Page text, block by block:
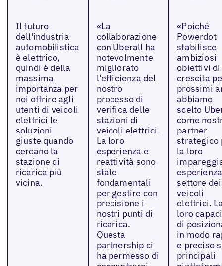
Il futuro
dell'industria
automobilistica
è elettrico,
quindi è della
massima
importanza per
noi offrire agli
utenti di veicoli
elettrici le
soluzioni
giuste quando
cercano la
stazione di
ricarica più
vicina.
«La
collaborazione
con Uberall ha
notevolmente
migliorato
l'efficienza del
nostro
processo di
verifica delle
stazioni di
veicoli elettrici.
La loro
esperienza e
reattività sono
state
fondamentali
per gestire con
precisione i
nostri punti di
ricarica.
Questa
partnership ci
ha permesso di
«Poiché
Powerdot
stabilisce
ambiziosi
obiettivi di
crescita
prossimi
abbiamo
scelto
come
partner
strategico
la loro
settore dei
veicoli
elettrici.
loro
di
in modo
e preciso
principali